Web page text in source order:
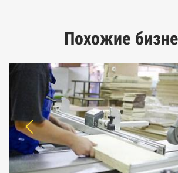
предпринимательства ФНС
Похожие